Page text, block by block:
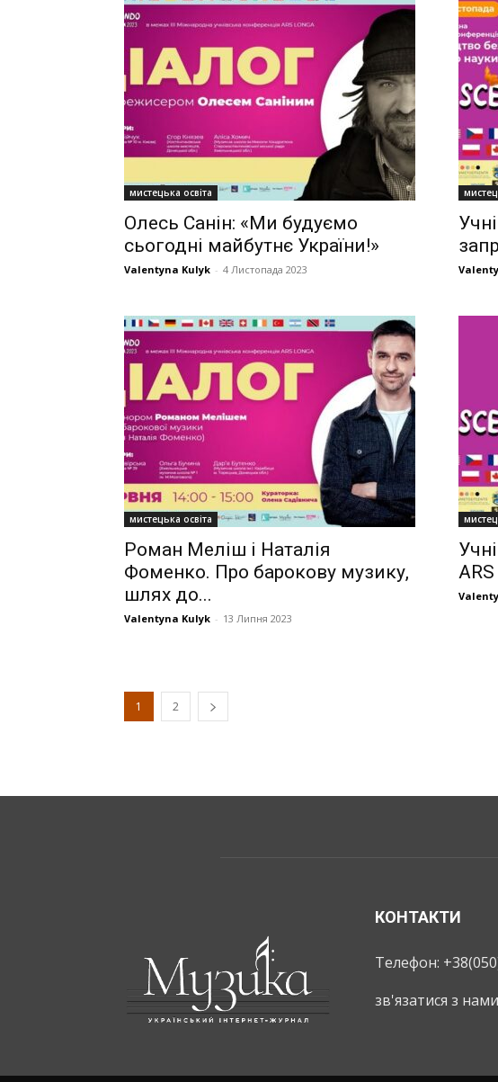
мистецька освіта
Олесь Санін: «Ми будуємо
сьогодні майбутнє України!»
Valentyna Kulyk - 4 Листопада 2023
мистецька освіта
Роман Меліш і Наталія
Фоменко. Про барокову музику,
шлях до...
Valentyna Kulyk - 13 Липня 2023
1 2
КОНТАКТИ
Телефон:
зв'язатися з